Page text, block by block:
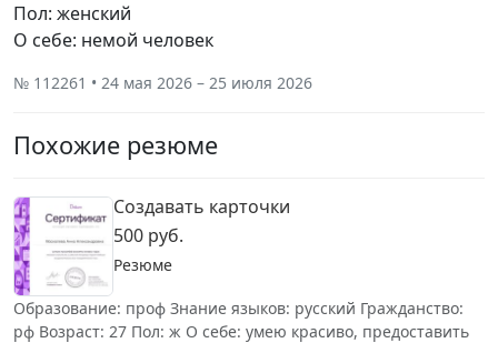
Пол: женский
О себе: немой человек
№ 112261 • 24 мая 2026 – 25 июля 2026
Похожие резюме
Создавать карточки
500 руб.
Резюме
Образование: проф Знание языков: русский Гражданство:
рф Возраст: 27 Пол: ж О себе: умею красиво, предоставить